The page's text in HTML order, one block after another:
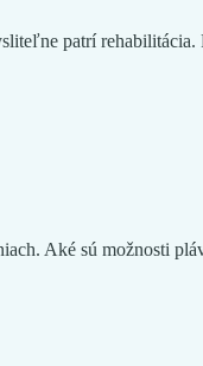
patrí rehabilitácia.
Aké sú možnosti